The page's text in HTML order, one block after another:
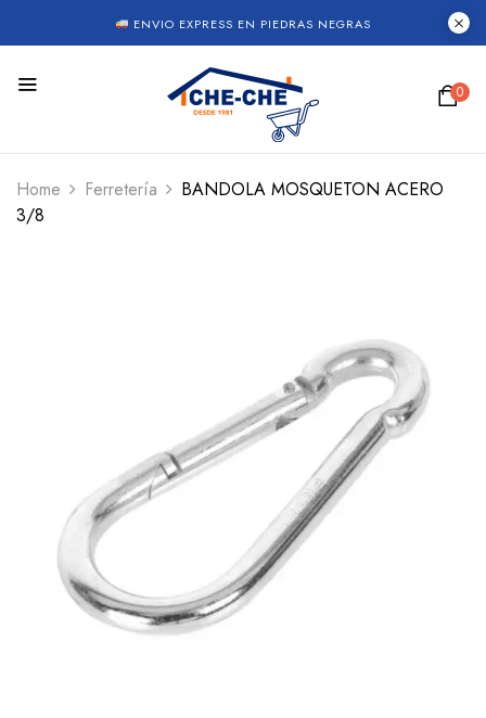
ENVIO EXPRESS EN PIEDRAS NEGRAS
0
Home Ferretería
BANDOLA MOSQUETON ACERO
3/8